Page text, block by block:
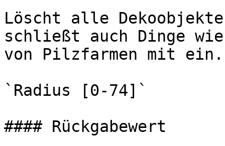
Löscht alle
schließt auch Dinge
von Pilzfarmen mit ein.
`Radius [0-74]`
#### Rückgabewert